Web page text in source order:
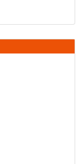
Venda